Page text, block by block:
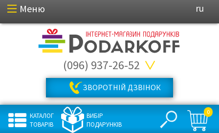
Меню ru
(096) 937-26-52
ЗВОРОТНІЙ ДЗВІНОК
КАТАЛОГ
ТОВАРІВ
ВИБІР
ПОДАРУНКІВ
0